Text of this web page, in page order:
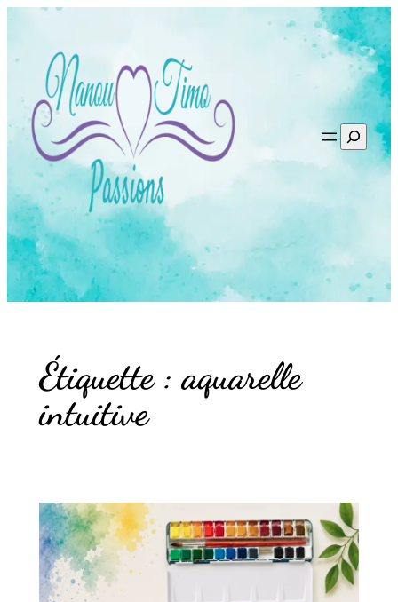
contenu
Étiquette :aquarelle
intuitive